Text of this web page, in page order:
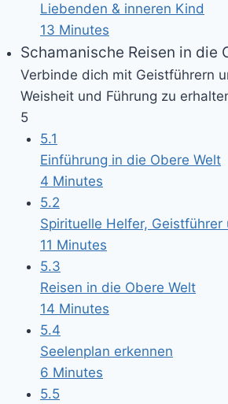
Liebenden & inneren Kind
13 Minutes
Schamanische Reisen in die
Verbinde dich mit Geistführern
Weisheit und Führung zu
5
5.1
Einführung in die Obere Welt
4 Minutes
5.2
Spirituelle Helfer, Geistführer
11 Minutes
5.3
Reisen in die Obere Welt
14 Minutes
5.4
Seelenplan erkennen
6 Minutes
5.5